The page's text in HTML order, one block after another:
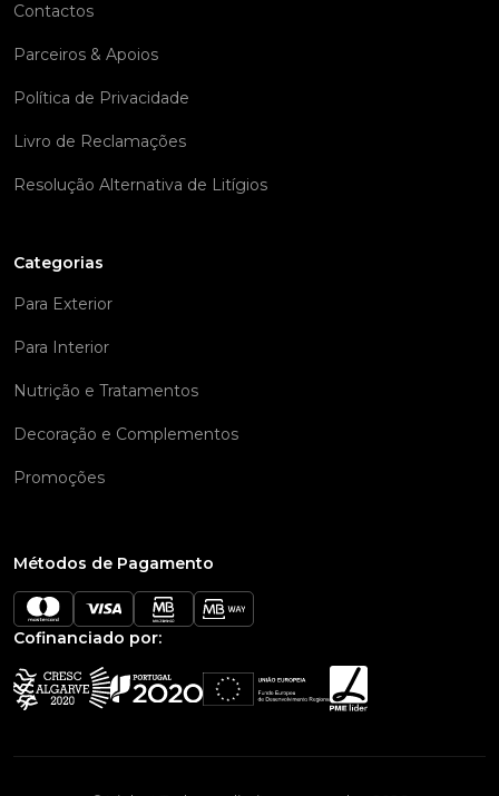
Contactos
Parceiros & Apoios
Política de Privacidade
Livro de Reclamações
Resolução Alternativa de Litígios
Categorias
Para Exterior
Para Interior
Nutrição e Tratamentos
Decoração e Complementos
Promoções
Métodos de Pagamento
Cofinanciado por: